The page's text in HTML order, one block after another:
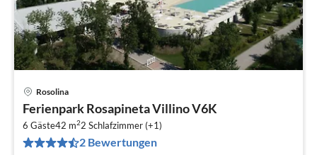
Rosolina
Ferienpark Rosapineta Villino V6K
6 Gäste42 m22 Schlafzimmer (+1)
2 Bewertungen